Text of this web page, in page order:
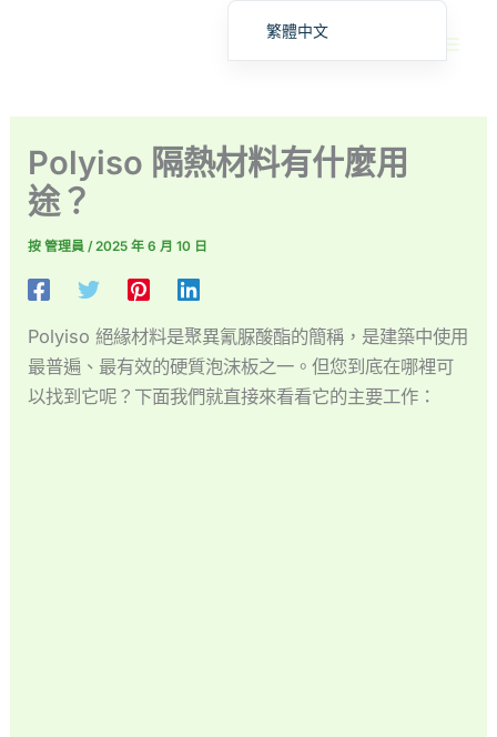
Polyiso 隔熱材料有什麼用
途？
按管理員/2025 年 6 月 10 日
Polyiso 絕緣材料是聚異氰脲酸酯的簡稱，是建築中使用
最普遍、最有效的硬質泡沫板之一。但您到底在哪裡可
以找到它呢？下面我們就直接來看看它的主要工作：
繁體中文
日本語
Español
Deutsch (Österreich)
Español de Costa Rica
Español de Perú